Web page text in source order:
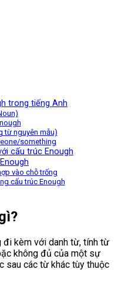
trong tiếng Anh
từ nguyên mẫu)
something
cấu trúc Enough
vào chỗ trống
cấu trúc Enough
đi kèm với danh từ, tính từ
không đủ của một sự
sau các từ khác tùy thuộc